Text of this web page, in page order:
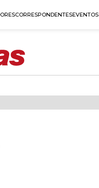
CORRESPONDENTESEVENTOS